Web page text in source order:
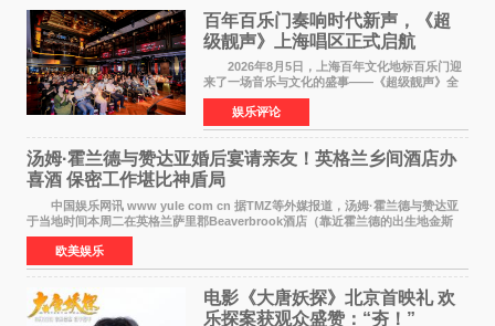
百年百乐门奏响时代新声，《超
级靓声》上海唱区正式启航
2026年8月5日，上海百年文化地标百乐门迎
来了一场音乐与文化的盛事——《超级靓声》全
国励志音乐公益节目上海唱区新闻发布会暨启动
仪式在此隆重举行。各界领导、嘉宾与媒体朋友
齐聚一堂，共同
娱乐评论
汤姆·霍兰德与赞达亚婚后宴请亲友！英格兰乡间酒店办
喜酒 保密工作堪比神盾局
中国娱乐网讯 www yule com cn 据TMZ等外媒报道，汤姆·霍兰德与赞达亚
于当地时间本周二在英格兰萨里郡Beaverbrook酒店（靠近霍兰德的出生地金斯
顿）举办婚宴，邀请家人与朋友们喝喜酒，庆祝
欧美娱乐
电影《大唐妖探》北京首映礼 欢
乐探案获观众盛赞：“夯！”